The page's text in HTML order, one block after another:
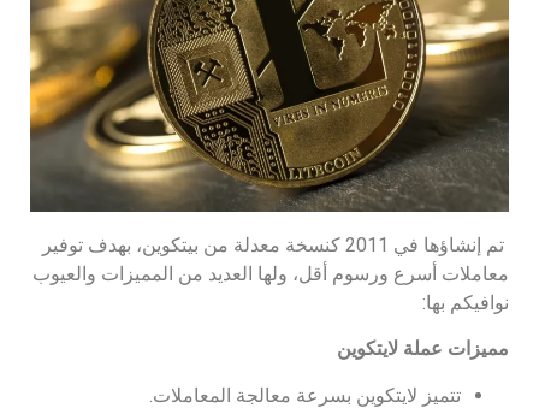
تم إنشاؤها في 2011 كنسخة معدلة من بيتكوين، بهدف توفير
معاملات أسرع ورسوم أقل، ولها العديد من المميزات والعيوب
نوافيكم بها:
مميزات عملة لايتكوين
تتميز لايتكوين بسرعة معالجة المعاملات.